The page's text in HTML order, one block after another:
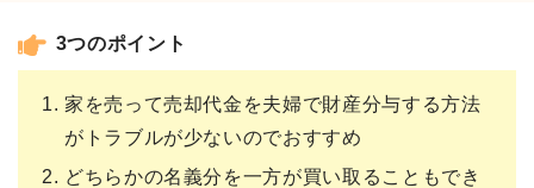
3つのポイント
家を売って売却代金を夫婦で財産分与する方法
がトラブルが少ないのでおすすめ
どちらかの名義分を一方が買い取ることもでき